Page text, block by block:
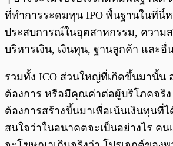
ที่ทำการระดมทุน IPO พื้นฐานในที่นี้
ประสบการณ์ในอุตสาหกรรม, ความ
บริหารเงิน, เงินทุน, ฐานลูกค้า และอื่
รวมทั้ง ICO ส่วนใหญ่ที่เกิดขึ้นมานั้น
ต้องการ หรือมีคุณค่าต่อผู้บริโภคจริง
ต้องการสร้างขึ้นมาเพื่อเน้นเงินทุนที่
สนใจว่าในอนาคตจะเป็นอย่างไร ค